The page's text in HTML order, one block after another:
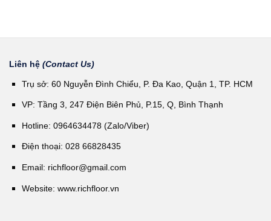
Liên hệ (Contact Us)
Trụ sở: 60 Nguyễn Đình Chiểu, P. Đa Kao, Quận 1, TP. HCM
VP: Tầng 3, 247 Điện Biên Phủ, P.15, Q, Bình Thạnh
Hotline: 0964634478 (Zalo/Viber)
Điện thoại: 028 66828435
Email: richfloor@gmail.com
Website: www.richfloor.vn